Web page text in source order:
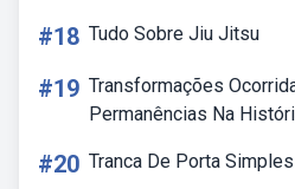
#18 Tudo Sobre Jiu Jitsu
#19 Transformações
Permanências Na
#20 Tranca De Porta Simples